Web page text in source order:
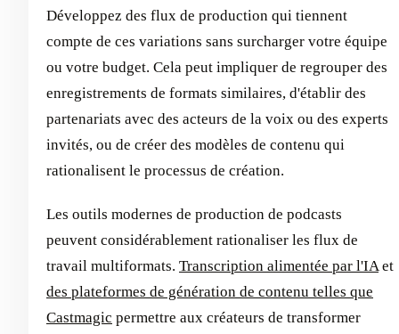
Développez des flux de production qui tiennent
compte de ces variations sans surcharger votre équipe
ou votre budget. Cela peut impliquer de regrouper des
enregistrements de formats similaires, d'établir des
partenariats avec des acteurs de la voix ou des experts
invités, ou de créer des modèles de contenu qui
rationalisent le processus de création.
Les outils modernes de production de podcasts
peuvent considérablement rationaliser les flux de
travail multiformats. Transcription alimentée par l'IAet
des plateformes de génération de contenu telles que
Castmagic permettre aux créateurs de transformer